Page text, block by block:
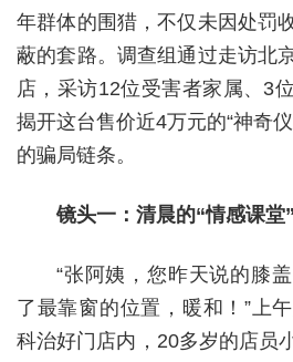
年群体的围猎，不仅未因处罚
蔽的套路。调查组通过走访北
店，采访12位受害者家属、3
揭开这台售价近4万元的“神奇
的骗局链条。
镜头一：清晨的“情感课
“张阿姨，您昨天说的膝
了最靠窗的位置，暖和！”上
科治好门店内，20多岁的店员